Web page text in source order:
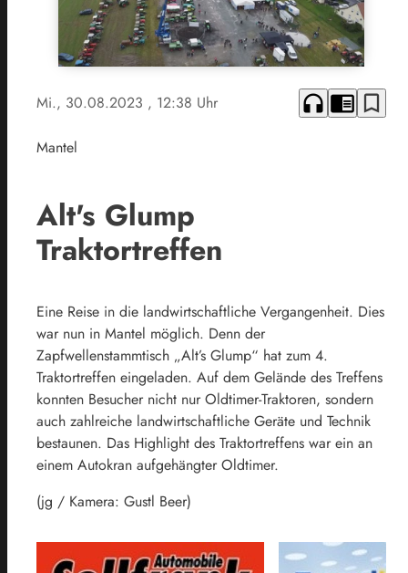
Mi., 30.08.2023 , 12:38 Uhr headphones chrome_reader_mode bookmark_border
Mantel
Alt's Glump
Traktortreffen
Eine Reise in die landwirtschaftliche Vergangenheit. Dies
war nun in Mantel möglich. Denn der
Zapfwellenstammtisch „Alt’s Glump“ hat zum 4.
Traktortreffen eingeladen. Auf dem Gelände des Treffens
konnten Besucher nicht nur Oldtimer-Traktoren, sondern
auch zahlreiche landwirtschaftliche Geräte und Technik
bestaunen. Das Highlight des Traktortreffens war ein an
einem Autokran aufgehängter Oldtimer.
(jg / Kamera: Gustl Beer)